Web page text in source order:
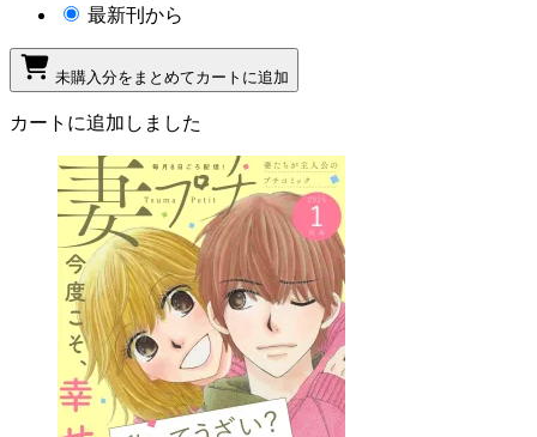
最新刊から
未購入分をまとめてカートに追加
カートに追加しました